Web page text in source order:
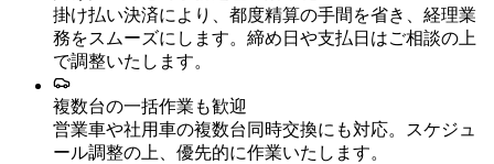
掛け払い決済により、都度精算の手間を省き、経理業
務をスムーズにします。締め日や支払日はご相談の上
で調整いたします。
複数台の一括作業も歓迎
営業車や社用車の複数台同時交換にも対応。スケジュ
ール調整の上、優先的に作業いたします。